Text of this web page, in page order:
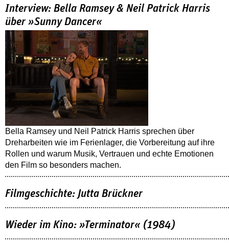
Interview: Bella Ramsey & Neil Patrick Harris
über »Sunny Dancer«
Bella Ramsey und Neil Patrick Harris sprechen über
Dreharbeiten wie im Ferienlager, die Vorbereitung auf ihre
Rollen und warum Musik, Vertrauen und echte Emotionen
den Film so besonders machen.
Filmgeschichte: Jutta Brückner
Wieder im Kino: »Terminator« (1984)